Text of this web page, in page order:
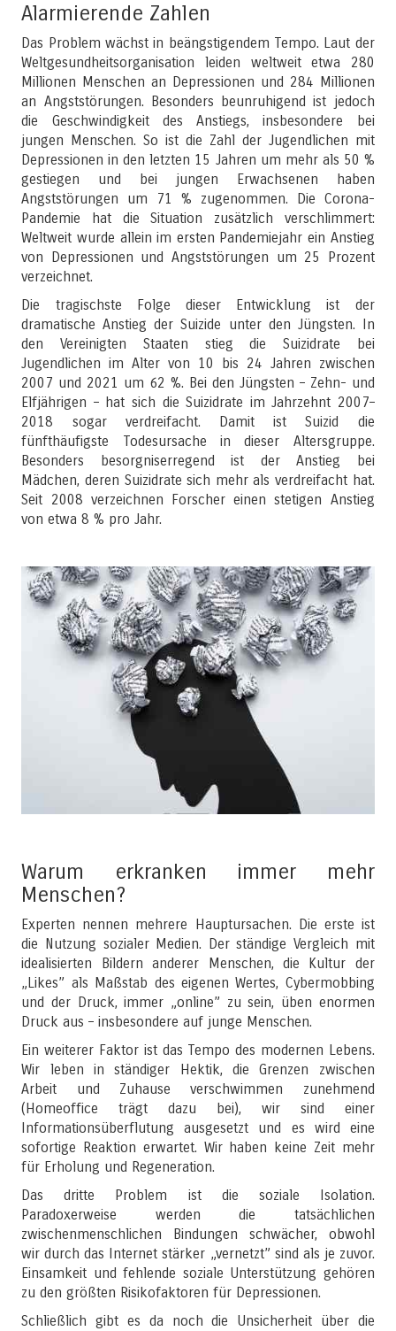
Alarmierende Zahlen
Das Problem wächst in beängstigendem Tempo. Laut der
Weltgesundheitsorganisation leiden weltweit etwa 280
Millionen Menschen an Depressionen und 284 Millionen
an Angststörungen. Besonders beunruhigend ist jedoch
die Geschwindigkeit des Anstiegs, insbesondere bei
jungen Menschen. So ist die Zahl der Jugendlichen mit
Depressionen in den letzten 15 Jahren um mehr als 50 %
gestiegen und bei jungen Erwachsenen haben
Angststörungen um 71 % zugenommen. Die Corona-
Pandemie hat die Situation zusätzlich verschlimmert:
Weltweit wurde allein im ersten Pandemiejahr ein Anstieg
von Depressionen und Angststörungen um 25 Prozent
verzeichnet.
Die tragischste Folge dieser Entwicklung ist der
dramatische Anstieg der Suizide unter den Jüngsten. In
den Vereinigten Staaten stieg die Suizidrate bei
Jugendlichen im Alter von 10 bis 24 Jahren zwischen
2007 und 2021 um 62 %. Bei den Jüngsten – Zehn- und
Elfjährigen – hat sich die Suizidrate im Jahrzehnt 2007–
2018 sogar verdreifacht. Damit ist Suizid die
fünfthäufigste Todesursache in dieser Altersgruppe.
Besonders besorgniserregend ist der Anstieg bei
Mädchen, deren Suizidrate sich mehr als verdreifacht hat.
Seit 2008 verzeichnen Forscher einen stetigen Anstieg
von etwa 8 % pro Jahr.
Warum erkranken immer mehr
Menschen?
Experten nennen mehrere Hauptursachen. Die erste ist
die Nutzung sozialer Medien. Der ständige Vergleich mit
idealisierten Bildern anderer Menschen, die Kultur der
„Likes” als Maßstab des eigenen Wertes, Cybermobbing
und der Druck, immer „online” zu sein, üben enormen
Druck aus – insbesondere auf junge Menschen.
Ein weiterer Faktor ist das Tempo des modernen Lebens.
Wir leben in ständiger Hektik, die Grenzen zwischen
Arbeit und Zuhause verschwimmen zunehmend
(Homeoffice trägt dazu bei), wir sind einer
Informationsüberflutung ausgesetzt und es wird eine
sofortige Reaktion erwartet. Wir haben keine Zeit mehr
für Erholung und Regeneration.
Das dritte Problem ist die soziale Isolation.
Paradoxerweise werden die tatsächlichen
zwischenmenschlichen Bindungen schwächer, obwohl
wir durch das Internet stärker „vernetzt” sind als je zuvor.
Einsamkeit und fehlende soziale Unterstützung gehören
zu den größten Risikofaktoren für Depressionen.
Schließlich gibt es da noch die Unsicherheit über die